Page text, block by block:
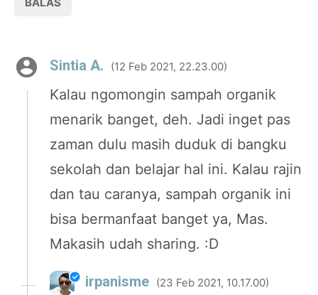
Sintia A. 12 Feb 2021, 22.23.00
Kalau ngomongin sampah organik
menarik banget, deh. Jadi inget pas
zaman dulu masih duduk di bangku
sekolah dan belajar hal ini. Kalau rajin
dan tau caranya, sampah organik ini
bisa bermanfaat banget ya, Mas.
Makasih udah sharing. :D
irpanisme 23 Feb 2021, 10.17.00